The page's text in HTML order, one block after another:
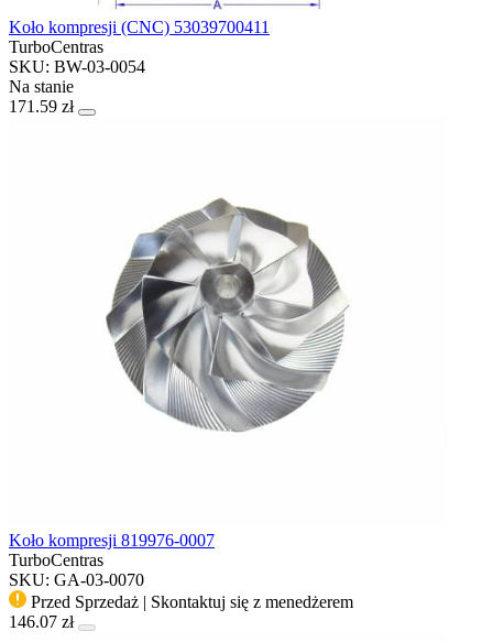
Koło kompresji (CNC) 53039700411
TurboCentras
SKU: BW-03-0054
Na stanie
171.59 zł
Koło kompresji 819976-0007
TurboCentras
SKU: GA-03-0070
Przed Sprzedaż | Skontaktuj się z menedżerem
146.07 zł